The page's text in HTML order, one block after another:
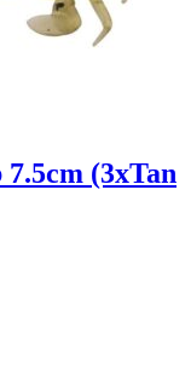
(3xTan